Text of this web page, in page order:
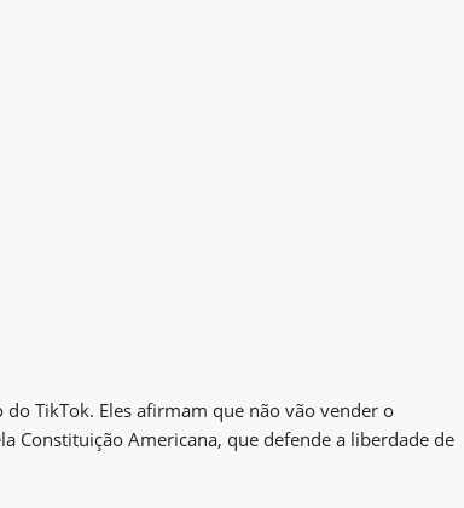
TikTok. Eles afirmam que não vão vender o
Constituição Americana, que defende a liberdade de